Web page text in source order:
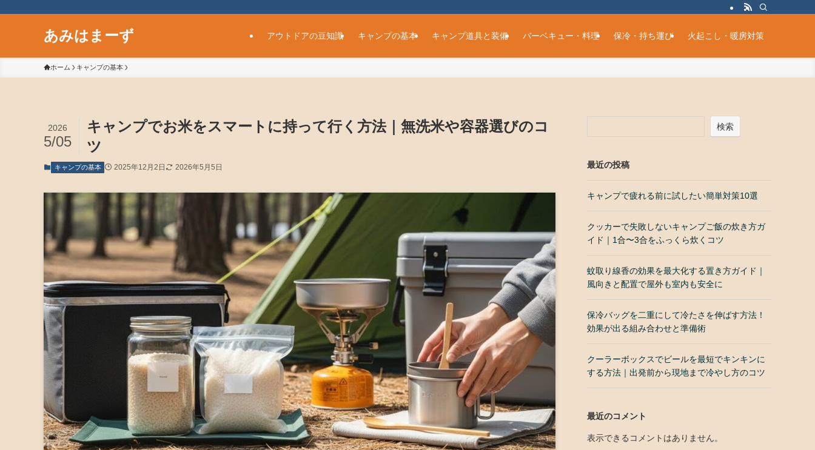
あみはまーず アウトドアの豆知識 キャンプの基本 キャンプ道具と装備 バーベキュー・料理 保冷・持ち運び 火起こし・暖房対策
ホーム キャンプの基本
キャンプでお米をスマートに持って行く方法｜無洗米や容器選びのコ
ツ
2026
5/05
キャンプの基本 2025年12月2日 2026年5月5日
検索
最近の投稿
キャンプで疲れる前に試したい簡単対策10選
クッカーで失敗しないキャンプご飯の炊き方ガ
イド｜1合〜3合をふっくら炊くコツ
蚊取り線香の効果を最大化する置き方ガイド｜
風向きと配置で屋外も室内も安全に
保冷バッグを二重にして冷たさを伸ばす方法！
効果が出る組み合わせと準備術
クーラーボックスでビールを最短でキンキンに
する方法｜出発前から現地まで冷やし方のコツ
最近のコメント
表示できるコメントはありません。